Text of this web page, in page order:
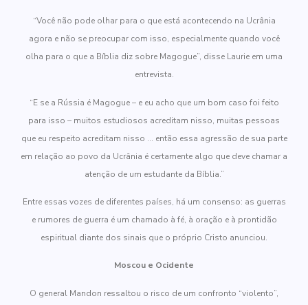
“Você não pode olhar para o que está acontecendo na Ucrânia
agora e não se preocupar com isso, especialmente quando você
olha para o que a Bíblia diz sobre Magogue”, disse Laurie em uma
entrevista.
“E se a Rússia é Magogue – e eu acho que um bom caso foi feito
para isso – muitos estudiosos acreditam nisso, muitas pessoas
que eu respeito acreditam nisso … então essa agressão de sua parte
em relação ao povo da Ucrânia é certamente algo que deve chamar a
atenção de um estudante da Bíblia.”
Entre essas vozes de diferentes países, há um consenso: as guerras
e rumores de guerra é um chamado à fé, à oração e à prontidão
espiritual diante dos sinais que o próprio Cristo anunciou.
Moscou e Ocidente
O general Mandon ressaltou o risco de um confronto “violento”,